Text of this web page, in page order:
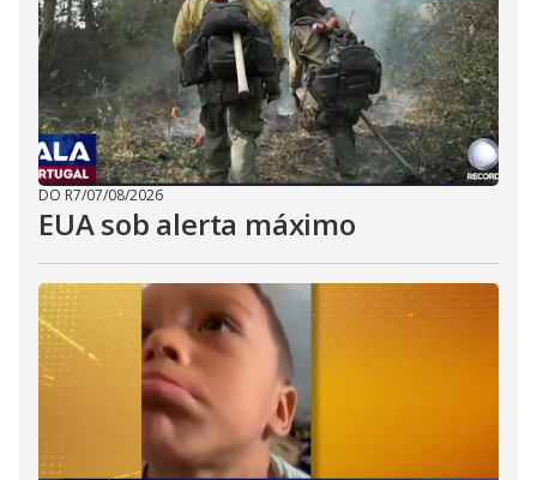
DO R7/07/08/2026
EUA sob alerta máximo